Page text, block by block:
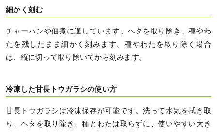
細かく刻む
チャーハンや佃煮に適しています。ヘタを取り除き、種やわ
たを残したまま細かく刻みます。種やわたを取り除く場合
は、縦に切って取り除いてから刻みます。
冷凍した甘長トウガラシの使い方
甘長トウガラシは冷凍保存が可能です。洗って水気を拭き取
り、ヘタを取り除き、種とわたは取らずに、使いやすい大き